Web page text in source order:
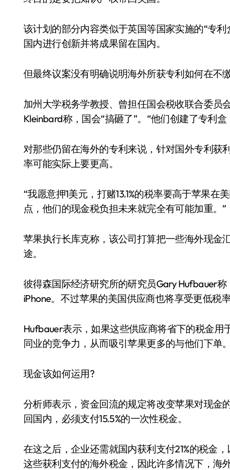
该计划的部分内容类似于英国等国家实施的“专
国内进行创新并将成果留在国内。
但最终议案没有明确说明海外所获专利如何在不
加州大学税务学教授、曾担任国会税收联合委员
Kleinbard称，国会“搞砸了”。“他们创建了专利
对那些仍留在海外的专利来说，针对国外专利获
率可能实际上要更高。
“我愿意押1美元，打赌13.1%的税率要高于苹果
点，他们的现金税负担未来就完全有可能加重。”
苹果执行长库克称，该公司打算把一些海外现金
途。
彼得森国际经济研究所的研究员Gary Hufbauer
iPhone。不过苹果的美国供应商也将享受更低税率
Hufbauer表示，如果这些供应商将省下的税金
同业的竞争力，从而吸引苹果更多的与他们下单。
现金该如何运用?
分析师表示，资金回流的规定将改变苹果对现金
回国内，必须支付15.5%的一次性税金。
在这之后，企业还需就国内获利支付21%的税金
这些获利支付的海外税金，因此许多情况下，海